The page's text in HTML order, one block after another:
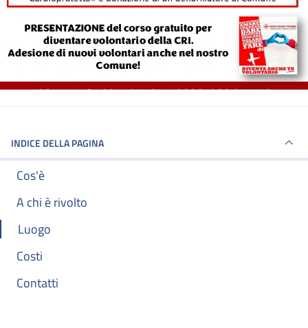
INDICE DELLA PAGINA
Cos'è
A chi è rivolto
Luogo
Costi
Contatti